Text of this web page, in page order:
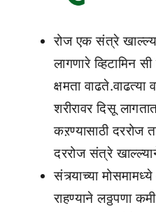
रोज एक संत्रे
लागणारे व्हिटामिन
क्षमता वाढते.वाढत्या
शरीरावर दिसू
कऱण्यासाठी दररोज
दररोज संत्रे
संत्र्याच्या
राहण्याने लठ्ठपणा